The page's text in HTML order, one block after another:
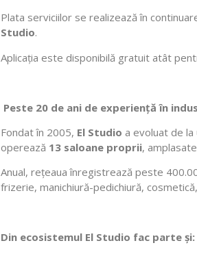
Plata serviciilor se realizează în
Studio.
Aplicația este disponibilă gratuit atât
Peste 20 de ani de experiență în
Fondat în 2005, El Studio a evoluat de
operează 13 saloane proprii,
Anual, rețeaua înregistrează peste
frizerie, manichiură-pedichiură,
Din ecosistemul El Studio fac parte și: